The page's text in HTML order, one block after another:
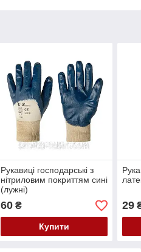
Рукавиці господарські з
нітриловим покриттям сині
(лужні)
60₴
Купити
29